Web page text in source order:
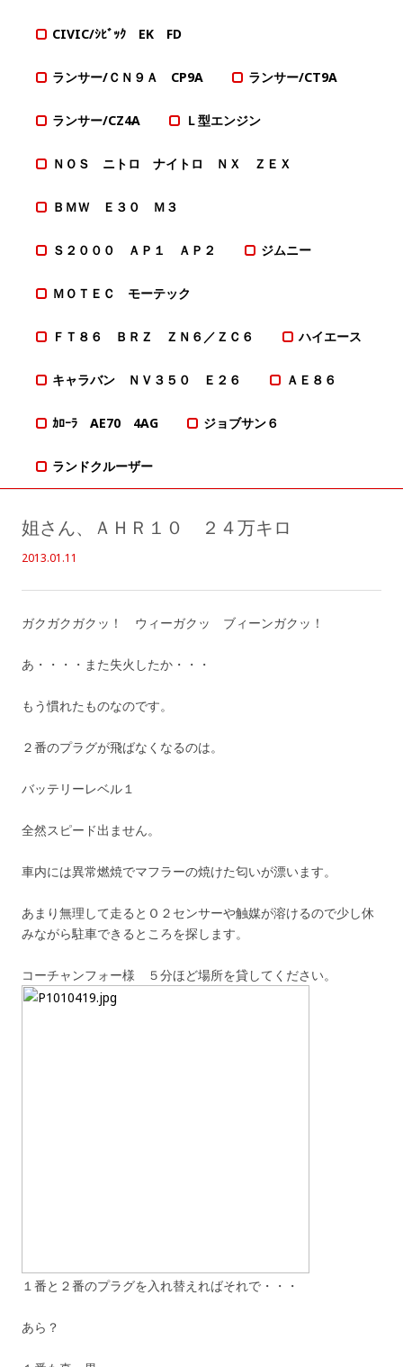
CIVIC/ｼﾋﾞｯｸ EK FD
ランサー/ＣＮ９Ａ CP9A ランサー/CT9A
ランサー/CZ4A Ｌ型エンジン
ＮＯＳ ニトロ ナイトロ ＮＸ ＺＥＸ
ＢＭＷ Ｅ３０ Ｍ３
Ｓ２０００ ＡＰ１ ＡＰ２ ジムニー
ＭＯＴＥＣ モーテック
ＦＴ８６ ＢＲＺ ＺＮ６／ＺＣ６ ハイエース
キャラバン ＮＶ３５０ Ｅ２６ ＡＥ８６
ｶﾛｰﾗ AE70 4AG ジョブサン６
ランドクルーザー
姐さん、ＡＨＲ１０ ２４万キロ
2013.01.11
ガクガクガクッ！ ウィーガクッ ブィーンガクッ！
あ・・・・また失火したか・・・
もう慣れたものなのです。
２番のプラグが飛ばなくなるのは。
バッテリーレベル１
全然スピード出ません。
車内には異常燃焼でマフラーの焼けた匂いが漂います。
あまり無理して走るとＯ２センサーや触媒が溶けるので少し休
みながら駐車できるところを探します。
コーチャンフォー様 ５分ほど場所を貸してください。
１番と２番のプラグを入れ替えればそれで・・・
あら？